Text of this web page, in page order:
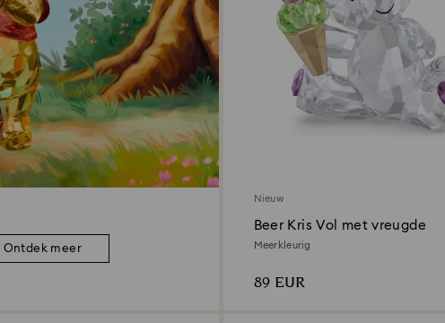
Ontdek meer
Nieuw
Beer Kris Vol met vreugde
Meerkleurig
89 EUR